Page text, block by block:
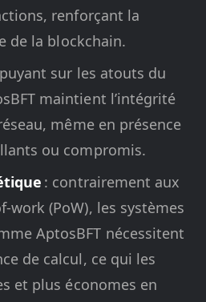
renforçant la
de la blockchain.
sur les atouts du
maintient l’intégrité
même en présence
ou compromis.
: contrairement aux
work (PoW), les systèmes
AptosBFT nécessitent
de calcul, ce qui les
et plus économes en